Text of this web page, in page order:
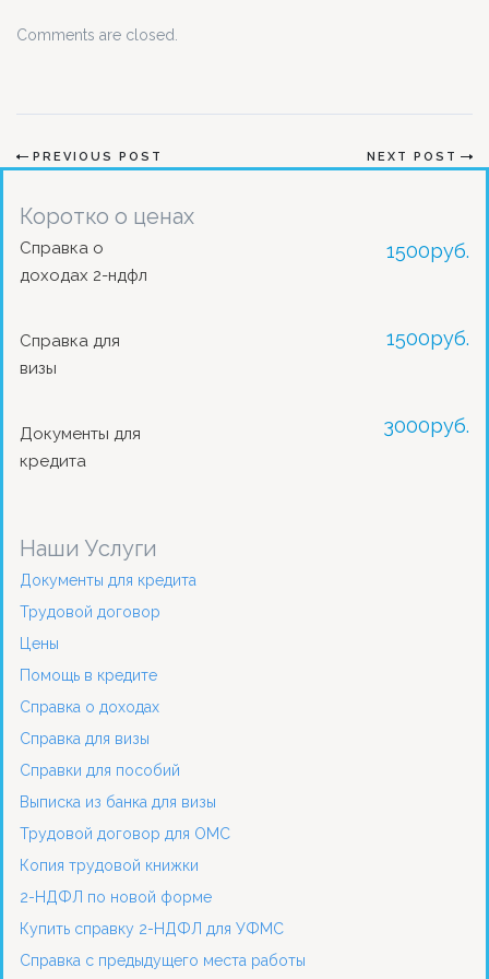
Comments are closed.
PREVIOUS POST NEXT POST
Коротко о ценах
Справка о
доходах 2-ндфл
Справка для
визы
Документы для
кредита
1500руб.
1500руб.
3000руб.
Наши Услуги
Документы для кредита
Трудовой договор
Цены
Помощь в кредите
Справка о доходах
Справка для визы
Справки для пособий
Выписка из банка для визы
Трудовой договор для ОМС
Копия трудовой книжки
2-НДФЛ по новой форме
Купить справку 2-НДФЛ для УФМС
Справка с предыдущего места работы